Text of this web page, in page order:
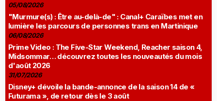
05/08/2026
"Murmure(s) : Être au-delà-de" : Canal+ Caraïbes met en
lumière les parcours de personnes trans en Martinique
06/08/2026
Prime Video : The Five-Star Weekend, Reacher saison 4,
Midsommar… découvrez toutes les nouveautés du mois
d'août 2026
31/07/2026
Disney+ dévoile la bande-annonce de la saison 14 de «
Futurama », de retour dès le 3 août